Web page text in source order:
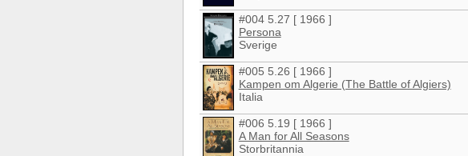
#004 5.27 [ 1966 ]
Persona
Sverige
#005 5.26 [ 1966 ]
Kampen om Algerie (The Battle of Algiers)
Italia
#006 5.19 [ 1966 ]
A Man for All Seasons
Storbritannia